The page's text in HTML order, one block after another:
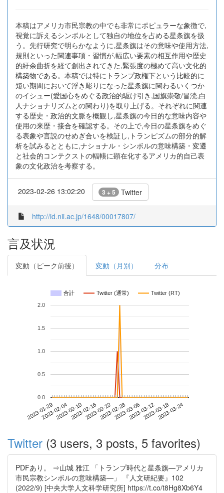
本稿はアメリカ市民宗教の中でも非常にポピュラーな象徴で,
視覚に訴えるシンボルとして独自の地位を占める星条旗を扱
う。先行研究で明らかなように,星条旗はその意味や使用方法,
規則といった関連事項・習慣が,幅広い要素の相互作用や歴史
的紆余曲折を経て創出されてきた,緊張度の極めて高い文化的
構築物である。本稿では特にトランプ政権下という比較的に
短い期間において浮き彫りになった星条旗に関わるいくつか
のイシュー(愛国心をめぐる政治的駆け引き,国旗崇敬/冒涜,白
人ナショナリズムとの関わり)を取り上げる。それぞれに関連
する歴史・政治的文脈を概観し,星条旗の今日的な意味内容や
使用の来歴・接合を確認する。その上で,今日の星条旗をめぐ
る表象や言説のせめぎ合いを検証し,トランピズムの部分的解
析を試みるとともに,ナショナル・シンボルの意味構築・変遷
と社会的コンテクストの輻輳に顕在化するアメリカ的自己表
象の文化政治を考察する。
2023-02-26 13:02:20 3 + 5 Twitter
http://id.nii.ac.jp/1648/00017807/
言及状況
変動（ピーク前後） 変動（月別） 分布
合計 Twitter (通常) Twitter (RT)
2023-01-292023-02-042023-02-102023-02-162023-02-222023-02-282023-03-062023-03-122023-03-182023-03-24
0.0
0.5
1.0
1.5
2.0
Twitter (3 users, 3 posts, 5 favorites)
PDFあり。 ⇒山城 雅江 「トランプ時代と星条旗―アメリカ
市民宗教シンボルの意味構築―」 『人文研紀要』102
(2022/9) [中央大学人文科学研究所] https://t.co/t8Hg8Xb6Y4